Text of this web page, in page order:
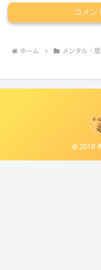
コメン
ホーム メンタル・
© 2018